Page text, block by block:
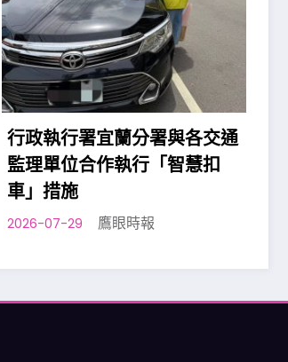
行政執行署宜蘭分署與各交通
監理單位合作執行「智慧扣
車」措施
2026-07-29 鷹眼時報